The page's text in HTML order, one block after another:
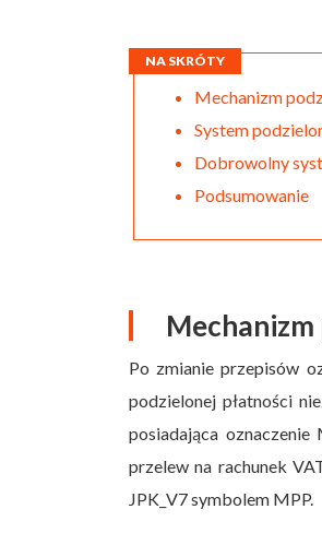
NA SKRÓTY
Mechanizm
System
Dobrowolny
Podsumowanie
Mechanizm
Po zmianie przepisów
podzielonej płatności
posiadająca
przelew na rachunek
JPK_V7 symbolem MPP.